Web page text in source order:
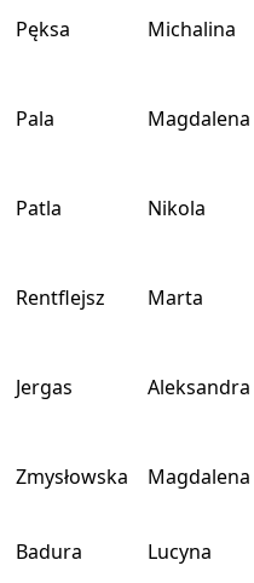
Pęksa Michalina
Pala Magdalena
Patla Nikola
Rentflejsz Marta
Jergas Aleksandra
Zmysłowska Magdalena
Badura Lucyna